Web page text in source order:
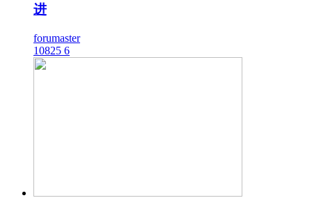
进
forumaster
10825 6